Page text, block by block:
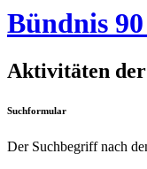
Bündnis
Aktivitäten
Suchformular
Der Suchbegriff nach